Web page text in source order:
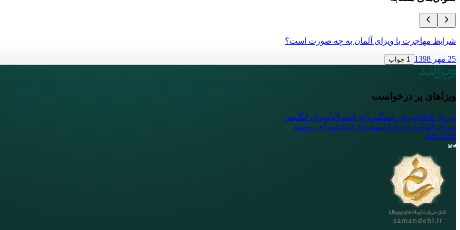
شرایط مهاجرت با ویزای آلمان به چه صورت است؟
25 مهر 1398 1 جواب
ویزاهای پر درخواست
ویزای کانادا ویزای شینگنویزای استرالیاویزای انگلیس
ویزای آلمانویزای فرانسهویزای ایتالیاویزای روسیه
1836